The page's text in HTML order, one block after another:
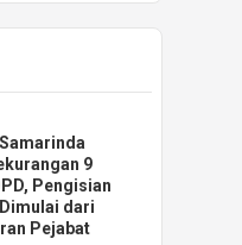
9
Pengisian
dari
Pejabat